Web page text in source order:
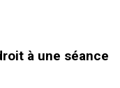
à une séance